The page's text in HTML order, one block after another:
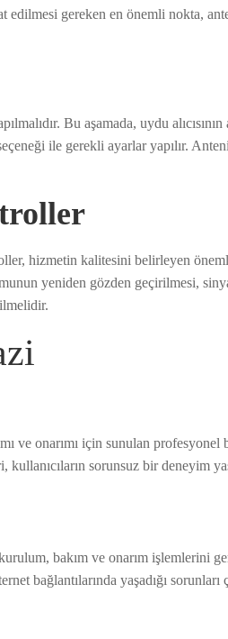
edilmesi gereken en önemli nokta,
Bu aşamada, uydu
seçeneği ile gerekli ayarlar yapılır.
hizmetin kalitesini belirleyen
yeniden gözden geçirilmesi,
ve onarımı için sunulan
sorunsuz bir deneyim
bakım ve onarım
bağlantılarında yaşadığı